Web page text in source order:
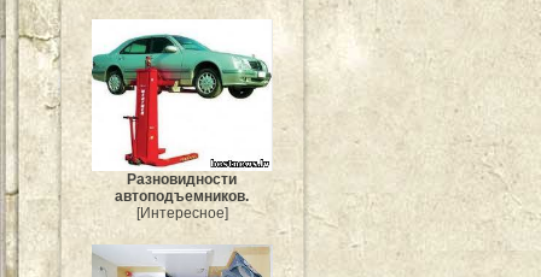
Разновидности
автоподъемников.
[Интересное]